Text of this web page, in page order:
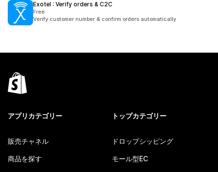
Exotel : Verify orders & C2C
Free
Verify customer number & confirm orders automatically
アプリカテゴリー
販売チャネル
商品を探す
トップカテゴリー
ドロップシッピング
モール型EC